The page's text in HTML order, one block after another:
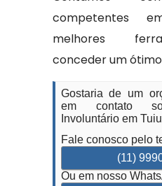
competentes
melhores
conceder um
Gostaria de um
em contato
Involuntário em
Fale conosco pelo
(11)
Ou em nosso